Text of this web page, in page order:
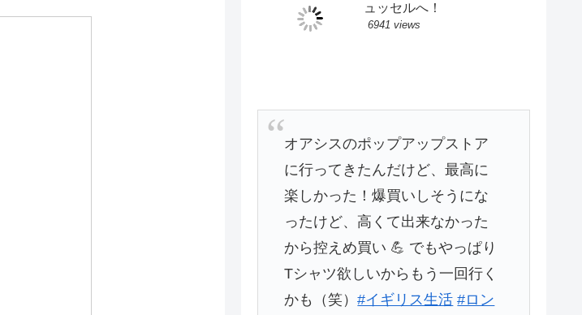
ュッセルへ！
6941 views
オアシスのポップアップストア
に行ってきたんだけど、最高に
楽しかった！爆買いしそうにな
ったけど、高くて出来なかった
から控えめ買い 💪 でもやっぱり
Tシャツ欲しいからもう一回行く
かも（笑）#イギリス生活 #ロン